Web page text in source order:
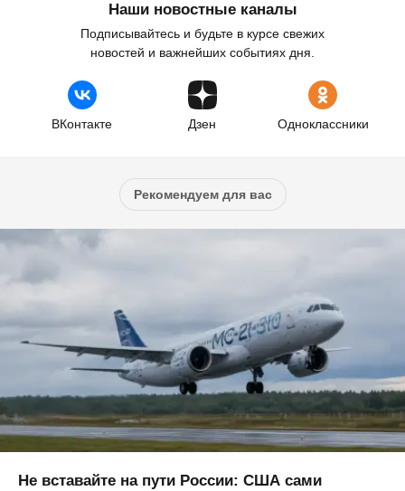
Наши новостные каналы
Подписывайтесь и будьте в курсе свежих
новостей и важнейших событиях дня.
ВКонтакте Дзен Одноклассники
Рекомендуем для вас
Не вставайте на пути России: США сами